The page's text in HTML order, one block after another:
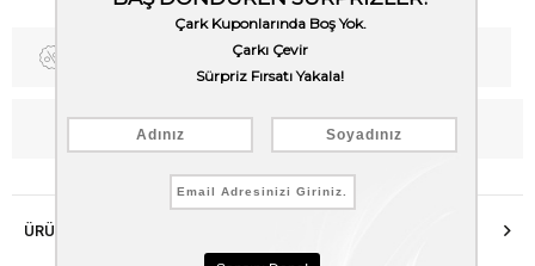
Fiyat Düşünce Haber Ver
WhatsApp’tan Bilgi Al
ÜRÜN ÖZELLIKLERI